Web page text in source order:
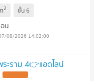
2 ชั้น6
น
08/2026 14:02:00
ะราม 4👉แอดไลน์